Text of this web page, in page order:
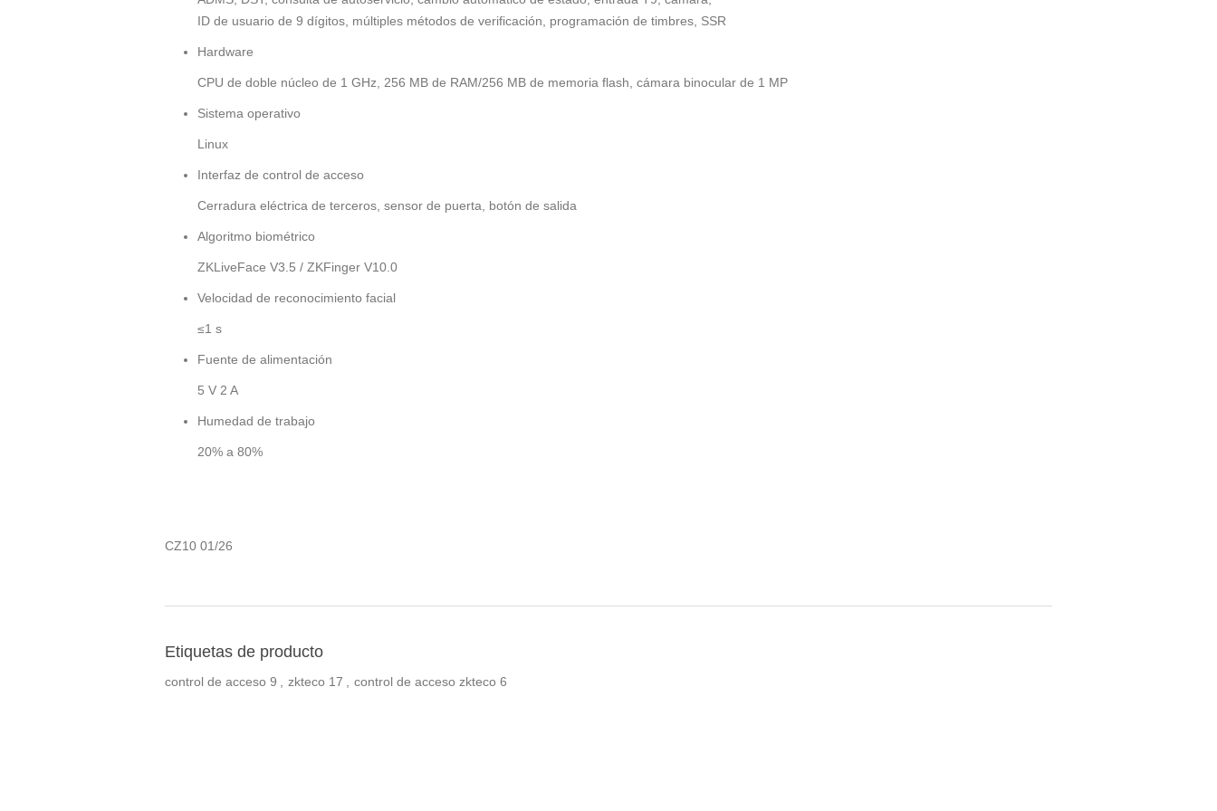
ID de usuario de 9 dígitos, múltiples métodos de verificación, programación de timbres, SSR
Hardware
CPU de doble núcleo de 1 GHz, 256 MB de RAM/256 MB de memoria flash, cámara binocular de 1 MP
Sistema operativo
Linux
Interfaz de control de acceso
Cerradura eléctrica de terceros, sensor de puerta, botón de salida
Algoritmo biométrico
ZKLiveFace V3.5 / ZKFinger V10.0
Velocidad de reconocimiento facial
≤1 s
Fuente de alimentación
5 V 2 A
Humedad de trabajo
20% a 80%
CZ10 01/26
Etiquetas de producto
control de acceso 9 zkteco 17 control de acceso zkteco 6